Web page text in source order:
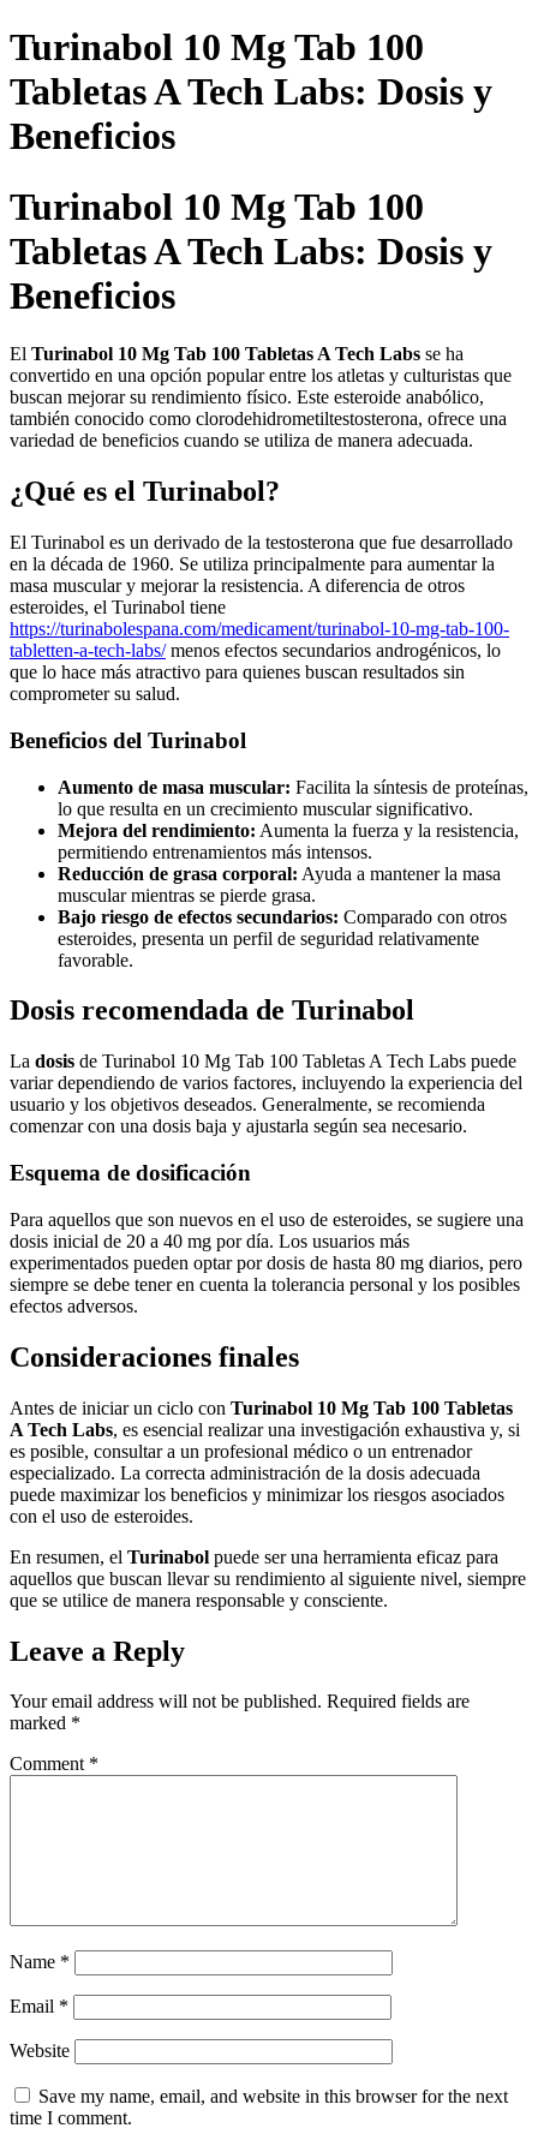
Skip
to
content
Turinabol 10 Mg Tab 100
Tabletas A Tech Labs: Dosis y
Beneficios
Turinabol 10 Mg Tab 100
Tabletas A Tech Labs: Dosis y
Beneficios
El Turinabol 10 Mg Tab 100 Tabletas A Tech Labs se ha
convertido en una opción popular entre los atletas y culturistas que
buscan mejorar su rendimiento físico. Este esteroide anabólico,
también conocido como clorodehidrometiltestosterona, ofrece una
variedad de beneficios cuando se utiliza de manera adecuada.
¿Qué es el Turinabol?
El Turinabol es un derivado de la testosterona que fue desarrollado
en la década de 1960. Se utiliza principalmente para aumentar la
masa muscular y mejorar la resistencia. A diferencia de otros
esteroides, el Turinabol tiene
https://turinabolespana.com/medicament/turinabol-10-mg-tab-100-
tabletten-a-tech-labs/menos efectos secundarios androgénicos, lo
que lo hace más atractivo para quienes buscan resultados sin
comprometer su salud.
Beneficios del Turinabol
Aumento de masa muscular: Facilita la síntesis de proteínas,
lo que resulta en un crecimiento muscular significativo.
Mejora del rendimiento: Aumenta la fuerza y la resistencia,
permitiendo entrenamientos más intensos.
Reducción de grasa corporal: Ayuda a mantener la masa
muscular mientras se pierde grasa.
Bajo riesgo de efectos secundarios: Comparado con otros
esteroides, presenta un perfil de seguridad relativamente
favorable.
Dosis recomendada de Turinabol
La dosis de Turinabol 10 Mg Tab 100 Tabletas A Tech Labs puede
variar dependiendo de varios factores, incluyendo la experiencia del
usuario y los objetivos deseados. Generalmente, se recomienda
comenzar con una dosis baja y ajustarla según sea necesario.
Esquema de dosificación
Para aquellos que son nuevos en el uso de esteroides, se sugiere una
dosis inicial de 20 a 40 mg por día. Los usuarios más
experimentados pueden optar por dosis de hasta 80 mg diarios, pero
siempre se debe tener en cuenta la tolerancia personal y los posibles
efectos adversos.
Consideraciones finales
Antes de iniciar un ciclo con Turinabol 10 Mg Tab 100 Tabletas
A Tech Labs, es esencial realizar una investigación exhaustiva y, si
es posible, consultar a un profesional médico o un entrenador
especializado. La correcta administración de la dosis adecuada
puede maximizar los beneficios y minimizar los riesgos asociados
con el uso de esteroides.
En resumen, el Turinabol puede ser una herramienta eficaz para
aquellos que buscan llevar su rendimiento al siguiente nivel, siempre
que se utilice de manera responsable y consciente.
Leave a Reply
Your email address will not be published. Required fields are
marked *
Comment *
Name *
Email *
Website
Save my name, email, and website in this browser for the next
time I comment.